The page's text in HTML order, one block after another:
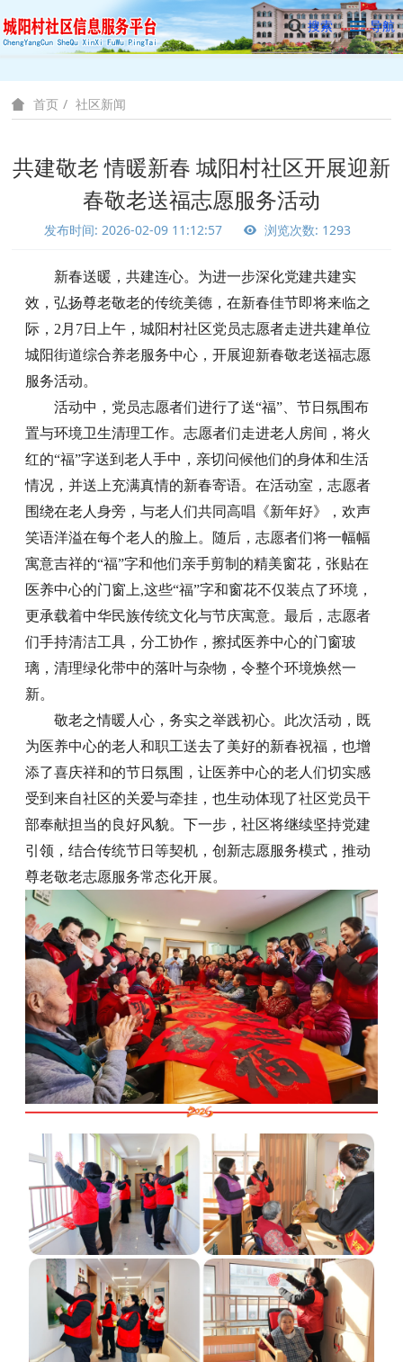
搜索 导航
首页 社区新闻
共建敬老 情暖新春 城阳村社区开展迎新
春敬老送福志愿服务活动
发布时间: 2026-02-09 11:12:57 浏览次数: 1293
新春送暖 ，共建连心。 为进一步深化党建共建实
效，弘扬尊老敬老的传统美德，在新春佳节即将来临之
际， 2月7日上午，城阳村社区党员志愿者走进共建单位
城阳街道综合养老服务中心，开展迎新春敬老送福志愿
服务活动。
活动中，党员志愿者们进行了送“福”、节日氛围布
置与环境卫生清理工作。志愿者们走进老人房间，将火
红的“福”字送到老人手中，亲切问候他们的身体和生活
情况，并送上充满真情的新春寄语。在活动室，志愿者
围绕在老人身旁，与老人们共同高唱《新年好》，欢声
笑语洋溢在每个老人的脸上。随后，志愿者们将一幅幅
寓意吉祥的“福”字和他们亲手剪制的精美窗花，张贴在
医养中心的门窗上,这些“福”字和窗花不仅装点了环境，
更承载着中华民族传统文化与节庆寓意。最后，志愿者
们手持清洁工具，分工协作，擦拭医养中心的门窗玻
璃，清理绿化带中的落叶与杂物，令整个环境焕然一
新。
敬老之情暖人心，务实之举践初心。此次活动，既
为医养中心的老人和职工送去了美好的新春祝福，也增
添了喜庆祥和的节日氛围，让医养中心的老人们切实感
受到来自社区的关爱与牵挂，也生动体现了社区党员干
部奉献担当的良好风貌。下一步，社区将继续坚持党建
引领，结合传统节日等契机，创新志愿服务模式，推动
尊老敬老志愿服务常态化开展。